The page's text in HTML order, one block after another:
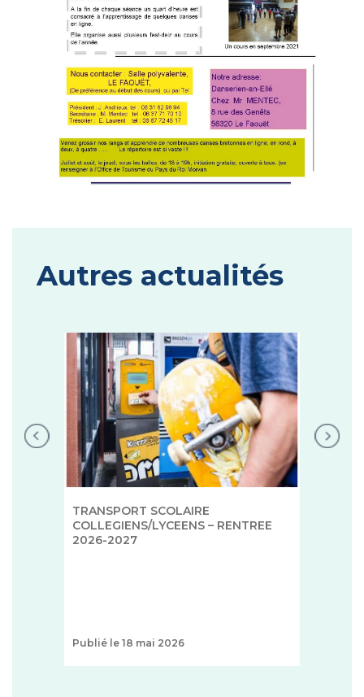
Autres actualités
TRANSPORT SCOLAIRE
COLLEGIENS/LYCEENS – RENTREE
2026-2027
Publié le 18 mai 2026